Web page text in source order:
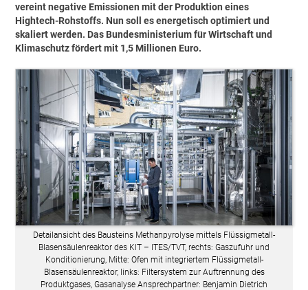
vereint negative Emissionen mit der Produktion eines
Hightech-Rohstoffs. Nun soll es energetisch optimiert und
skaliert werden. Das Bundesministerium für Wirtschaft und
Klimaschutz fördert mit 1,5 Millionen Euro.
Detailansicht des Bausteins Methanpyrolyse mittels Flüssigmetall-
Blasensäulenreaktor des KIT – ITES/TVT, rechts: Gaszufuhr und
Konditionierung, Mitte: Ofen mit integriertem Flüssigmetall-
Blasensäulenreaktor, links: Filtersystem zur Auftrennung des
Produktgases, Gasanalyse Ansprechpartner: Benjamin Dietrich